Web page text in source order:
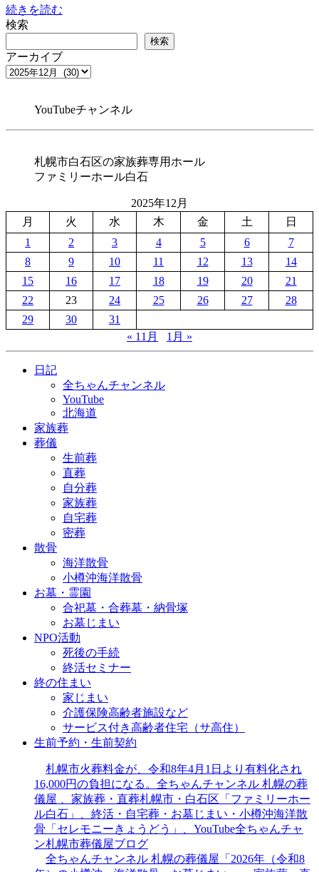
続きを読む
検索
検索
アーカイブ
YouTubeチャンネル
札幌市白石区の家族葬専用ホール
ファミリーホール白石
2025年12月
月
火 水 木 金 土
日
1
2 3 4 5 6
7
8
9 10 11 12 13
14
15
16 17 18 19 20
21
22
23 24 25 26 27
28
29
30
31
« 11月
1月 »
日記
全ちゃんチャンネル
YouTube
北海道
家族葬
葬儀
生前葬
直葬
自分葬
家族葬
自宅葬
密葬
散骨
海洋散骨
小樽沖海洋散骨
お墓・霊園
合祀墓・合葬墓・納骨塚
お墓じまい
NPO活動
死後の手続
終活セミナー
終の住まい
家じまい
介護保険高齢者施設など
サービス付き高齢者住宅（サ高住）
生前予約・生前契約
札幌市火葬料金が、令和8年4月1日より有料化され
16,000円の負担になる。全ちゃんチャンネル 札幌の葬
儀屋 、家族葬・直葬札幌市・白石区「ファミリーホー
ル白石」、終活・自宅葬・お墓じまい・小樽沖海洋散
骨「セレモニーきょうどう」、YouTube全ちゃんチャ
ン札幌市葬儀屋ブログ
全ちゃんチャンネル 札幌の葬儀屋「2026年（令和8